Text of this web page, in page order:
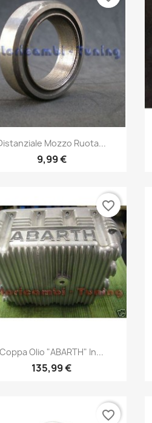
Anteprima
Mozzo Ruota...
9,99 €
Anteprima
Coppa Olio "ABARTH" In...
135,99 €
favorite_border
favorite_border